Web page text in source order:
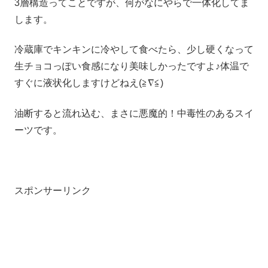
3層構造ってことですが、何がなにやらで一体化してま
します。
冷蔵庫でキンキンに冷やして食べたら、少し硬くなって
生チョコっぽい食感になり美味しかったですよ♪体温で
すぐに液状化しますけどねえ(≧∇≦)
油断すると流れ込む、まさに悪魔的！中毒性のあるスイ
ーツです。
スポンサーリンク